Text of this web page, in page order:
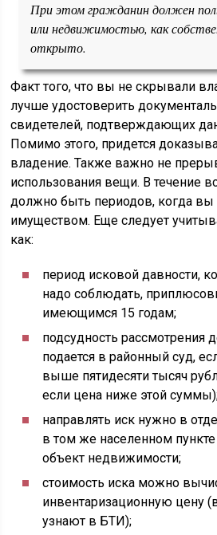
При этом гражданин должен
или недвижимостью, как
открыто.
Факт того, что вы не скрывали
лучше удостоверить
свидетелей, подтверждающих
Помимо этого, придется
владение. Также важно не
использования вещи. В течение
должно быть периодов, когда вы
имуществом. Еще следует
как:
период исковой давности,
надо соблюдать,
имеющимся 15 годам;
подсудность рассмотрения
подается в районный суд,
выше пятидесяти тысяч
если цена ниже этой
направлять иск нужно в
в том же населенном пункте
объект недвижимости;
стоимость иска можно
инвентаризационную цену
узнают в БТИ);